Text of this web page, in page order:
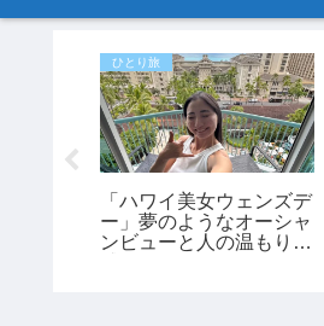
ひとり旅
「ハワイ美女ウェンズデ
ー」夢のようなオーシャ
ンビューと人の温もりに